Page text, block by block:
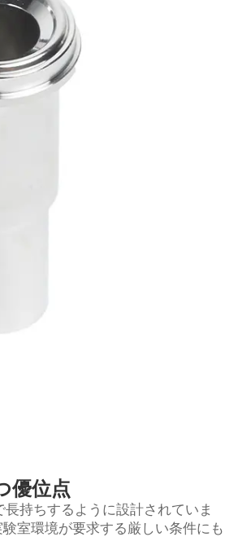
優位点
持ちするように設計されていま
室環境が要求する厳しい条件にも